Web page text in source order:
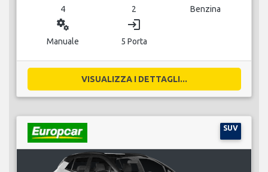
4 2 Benzina
miscellaneous_services
Manuale
login
5 Porta
VISUALIZZA I DETTAGLI...
SUV